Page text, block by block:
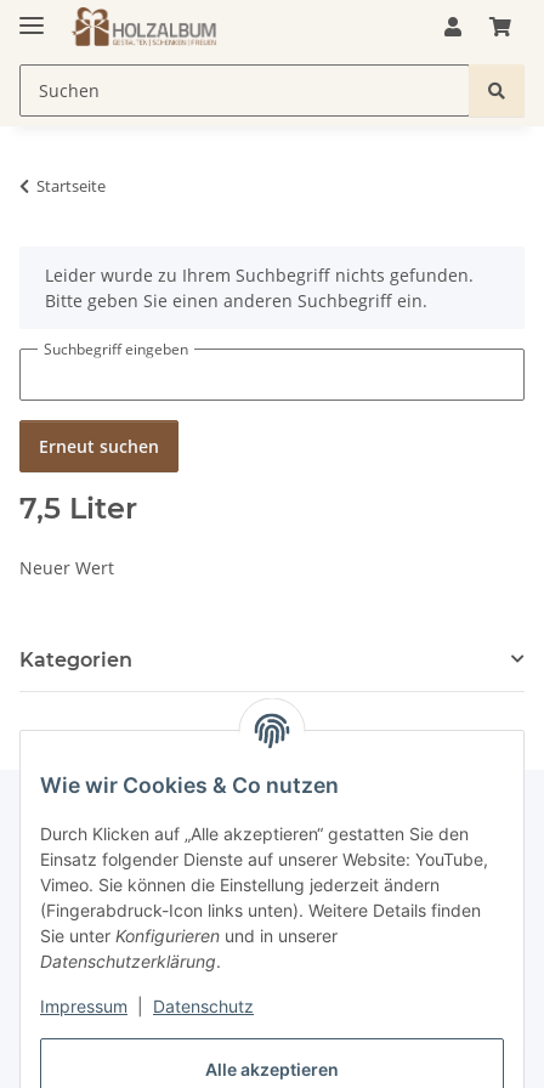
Alle akzeptieren
Wie wir Cookies & Co nutzen
Durch Klicken auf „Alle akzeptieren“ gestatten Sie den
Einsatz folgender Dienste auf unserer Website: YouTube,
Vimeo. Sie können die Einstellung jederzeit ändern
(Fingerabdruck-Icon links unten). Weitere Details finden
Sie unter Konfigurieren und in unserer
Datenschutzerklärung.
Impressum Datenschutz
Startseite
xLeider wurde zu Ihrem Suchbegriff nichts gefunden.
Bitte geben Sie einen anderen Suchbegriff ein.
Suchbegriff eingeben
Erneut suchen
7,5 Liter
Neuer Wert
Kategorien
Informationen
Gesetzliche Informationen